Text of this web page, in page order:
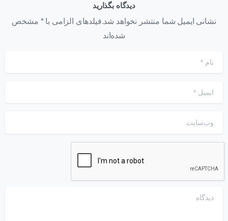
دیدگاه بگذارید
نشانی ایمیل شما منتشر نخواهد شد.فیلدهای الزامی با * مشخص
شده‌اند
*
ایمیل
وب‌سایت
دیدگاه